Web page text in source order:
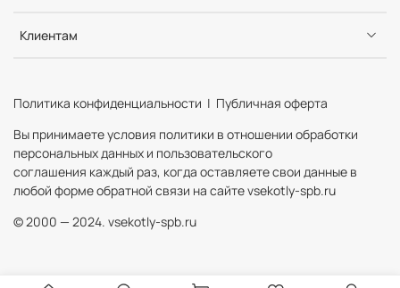
Клиентам
Политика конфиденциальности | Публичная оферта
Вы принимаете условия политики в отношении обработки
персональных данных и пользовательского
соглашения каждый раз, когда оставляете свои данные в
любой форме обратной связи на сайте vsekotly-spb.ru
© 2000 — 2024. vsekotly-spb.ru